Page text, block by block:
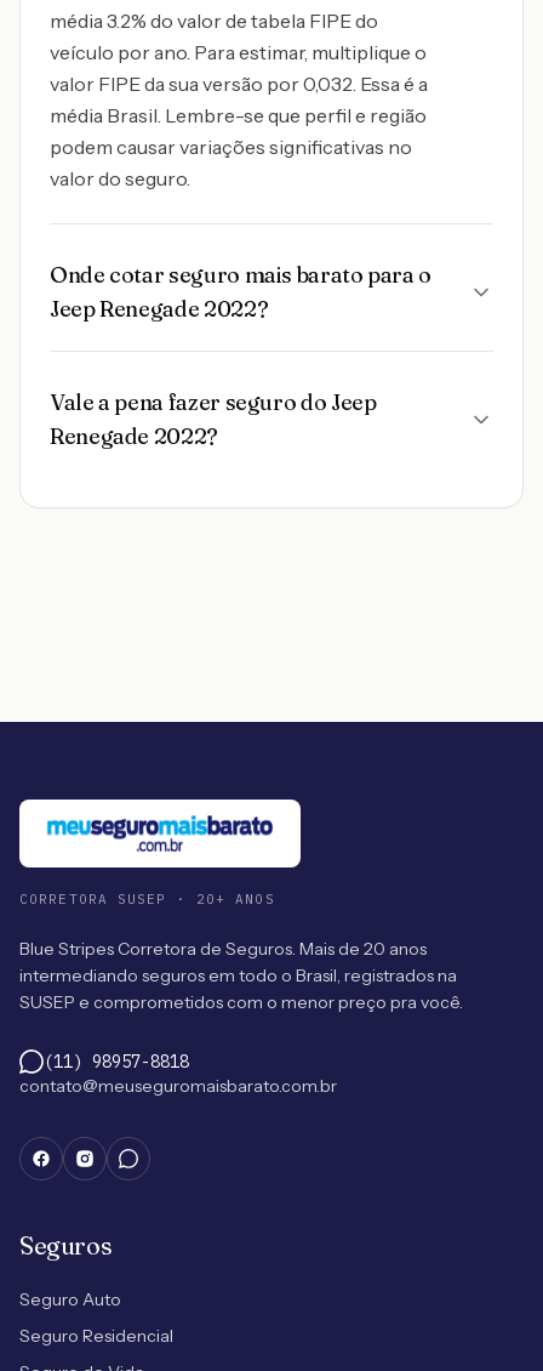
média 3.2% do valor de tabela FIPE do
veículo por ano. Para estimar, multiplique o
valor FIPE da sua versão por 0,032. Essa é a
média Brasil. Lembre-se que perfil e região
podem causar variações significativas no
valor do seguro.
Onde cotar seguro mais barato para o
Jeep Renegade 2022?
Vale a pena fazer seguro do Jeep
Renegade 2022?
CORRETORA SUSEP · 20+ ANOS
Blue Stripes Corretora de Seguros. Mais de 20 anos
intermediando seguros em todo o Brasil, registrados na
SUSEP e comprometidos com o menor preço pra você.
(11) 98957-8818
contato@meuseguromaisbarato.com.br
Seguros
Seguro Auto
Seguro Residencial